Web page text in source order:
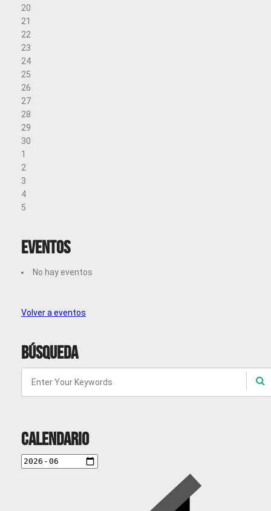
20
21
22
23
24
25
26
27
28
29
30
1
2
3
4
5
Eventos
No hay eventos
Volver a eventos
Búsqueda
Calendario